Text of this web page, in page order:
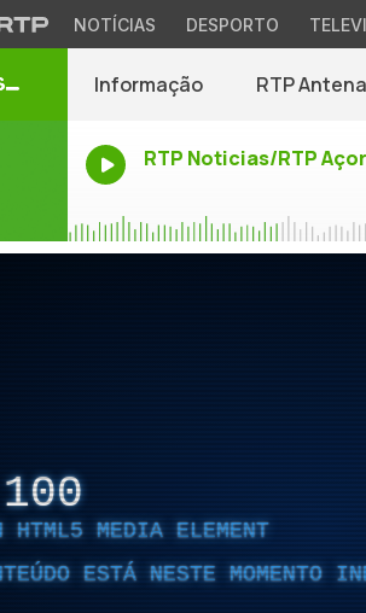
NOTÍCIAS DESPORTO
Informação RTP
RTP Noticias/RTP
100
HTML5 MEDIA ELEMENT
ESTÁ NESTE MOMENTO